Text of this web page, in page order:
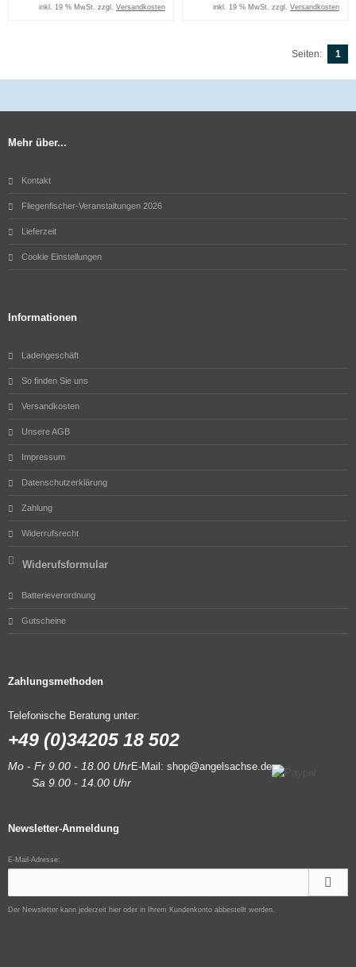
inkl. 19 % MwSt. zzgl. Versandkosten inkl. 19 % MwSt. zzgl. Versandkosten
Seiten: 1
Mehr über...
Kontakt
Fliegenfischer-Veranstaltungen 2026
Lieferzeit
Cookie Einstellungen
Informationen
Ladengeschäft
So finden Sie uns
Versandkosten
Unsere AGB
Impressum
Datenschutzerklärung
Zahlung
Widerrufsrecht
Widerufsformular
Batterieverordnung
Gutscheine
Zahlungsmethoden
Telefonische Beratung unter:
+49 (0)34205 18 502
Mo - Fr 9.00 - 18.00 Uhr
Sa 9.00 - 14.00 Uhr
E-Mail: shop@angelsachse.de
Newsletter-Anmeldung
E-Mail-Adresse:
Der Newsletter kann jederzeit hier oder in Ihrem Kundenkonto abbestellt werden.